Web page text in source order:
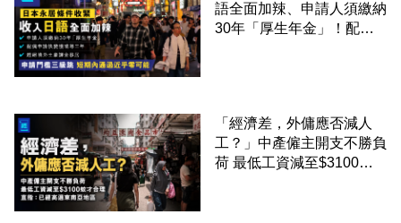
語全面加辣、申請人須繳納
30年「厚生年金」！配偶
「經濟差，外傭應否減人
工？」中產僱主開支不勝負
荷 最低工資減至$3100蚊